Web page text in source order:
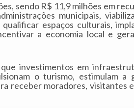
sendo R$ 11,9 milhões em
municipais,
espaços culturais,
a economia local e
investimentos em
o turismo, estimulam
receber moradores, visitantes